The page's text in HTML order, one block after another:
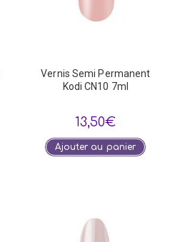
Vernis Semi Permanent
Kodi CN10 7ml
13,50€
Ajouter au panier